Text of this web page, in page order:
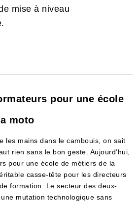
mise à niveau
pour une école
moto
les mains dans le cambouis, on sait
rien sans le bon geste. Aujourd’hui,
pour une école de métiers de la
casse-tête pour les directeurs
formation. Le secteur des deux-
mutation technologique sans